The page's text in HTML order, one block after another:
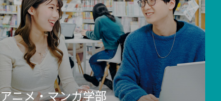
アニメ・マンガ学部